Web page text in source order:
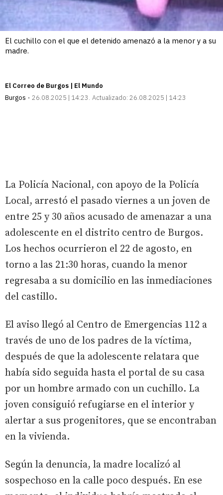
El cuchillo con el que el detenido amenazó a la menor y a su
madre.
El Correo de Burgos | El Mundo
Burgos
26.08.2025 | 14:23 Actualizado: 26.08.2025 | 14:23
La Policía Nacional, con apoyo de la Policía
Local, arrestó el pasado viernes a un joven de
entre 25 y 30 años acusado de amenazar a una
adolescente en el distrito centro de Burgos.
Los hechos ocurrieron el 22 de agosto, en
torno a las 21:30 horas, cuando la menor
regresaba a su domicilio en las inmediaciones
del castillo.
El aviso llegó al Centro de Emergencias 112 a
través de uno de los padres de la víctima,
después de que la adolescente relatara que
había sido seguida hasta el portal de su casa
por un hombre armado con un cuchillo. La
joven consiguió refugiarse en el interior y
alertar a sus progenitores, que se encontraban
en la vivienda.
Según la denuncia, la madre localizó al
sospechoso en la calle poco después. En ese